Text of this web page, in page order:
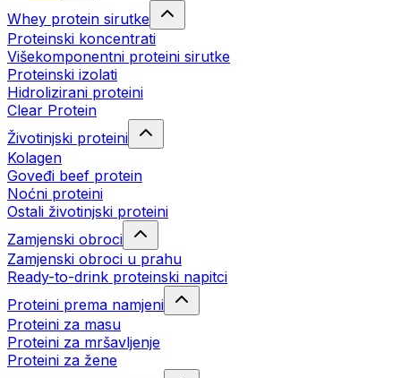
Whey protein sirutke
Proteinski koncentrati
Višekomponentni proteini sirutke
Proteinski izolati
Hidrolizirani proteini
Clear Protein
Životinjski proteini
Kolagen
Goveđi beef protein
Noćni proteini
Ostali životinjski proteini
Zamjenski obroci
Zamjenski obroci u prahu
Ready-to-drink proteinski napitci
Proteini prema namjeni
Proteini za masu
Proteini za mršavljenje
Proteini za žene